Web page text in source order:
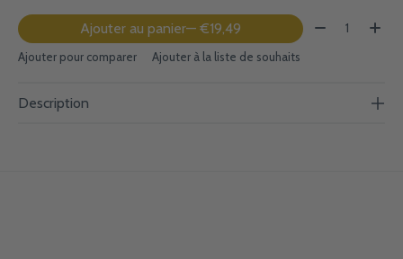
Ajouter au panier — €19,49 Quantité:
Ajouter pour comparer Ajouter à la liste de souhaits
Description